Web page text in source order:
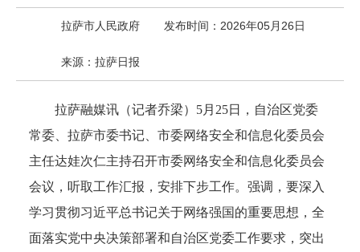
拉萨市人民政府 发布时间：2026年05月26日
来源：拉萨日报
拉萨融媒讯（记者乔梁）5月25日，自治区党委
常委、拉萨市委书记、市委网络安全和信息化委员会
主任达娃次仁主持召开市委网络安全和信息化委员会
会议，听取工作汇报，安排下步工作。强调，要深入
学习贯彻习近平总书记关于网络强国的重要思想，全
面落实党中央决策部署和自治区党委工作要求，突出